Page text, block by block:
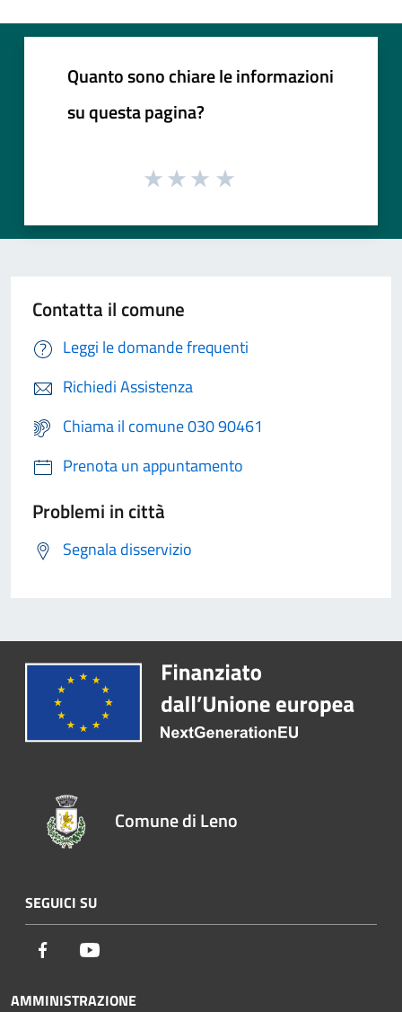
Quanto sono chiare le informazioni
su questa pagina?
Contatta il comune
Leggi le domande frequenti
Richiedi Assistenza
Chiama il comune 030 90461
Prenota un appuntamento
Problemi in città
Segnala disservizio
Comune di Leno
SEGUICI SU
Facebook
AMMINISTRAZIONE